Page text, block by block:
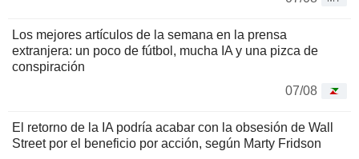
Los mejores artículos de la semana en la prensa
extranjera: un poco de fútbol, mucha IA y una pizca de
conspiración
07/08
El retorno de la IA podría acabar con la obsesión de Wall
Street por el beneficio por acción, según Marty Fridson